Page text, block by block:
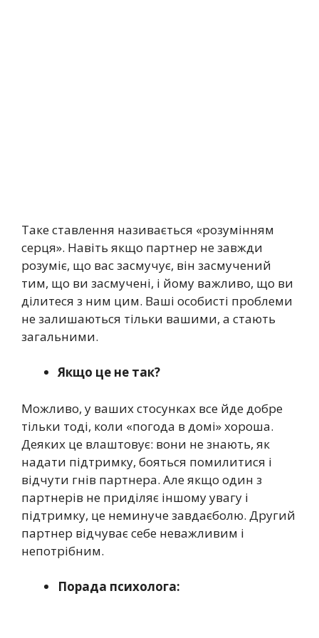
Таке ставлення називається «розумінням
серця». Навіть якщо партнер не завжди
розуміє, що вас засмучує, він засмучений
тим, що ви засмучені, і йому важливо, що ви
ділитеся з ним цим. Ваші особисті проблеми
не залишаються тільки вашими, а стають
загальними.
Якщо це не так?
Можливо, у ваших стосунках все йде добре
тільки тоді, коли «погода в домі» хороша.
Деяких це влаштовує: вони не знають, як
надати підтримку, бояться помилитися і
відчути гнів партнера. Але якщо один з
партнерів не приділяє іншому увагу і
підтримку, це неминуче завдаєболю. Другий
партнер відчуває себе неважливим і
непотрібним.
Порада психолога: